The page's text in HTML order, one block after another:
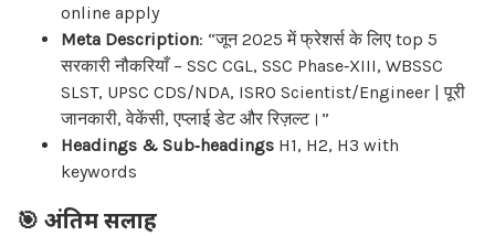
online apply
Meta Description: “जून 2025 में फ्रेशर्स के लिए top 5
सरकारी नौकरियाँ – SSC CGL, SSC Phase‑XIII, WBSSC
SLST, UPSC CDS/NDA, ISRO Scientist/Engineer | पूरी
जानकारी, वेकेंसी, एप्लाई डेट और रिज़ल्ट।”
Headings & Sub‑headings H1, H2, H3 with
keywords
🎯 अंतिम सलाह